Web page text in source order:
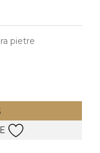
Vezi toate
pietre